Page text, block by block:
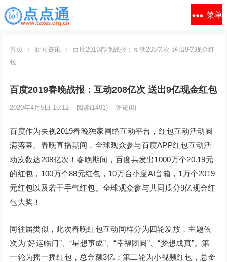
菜单
首页 新闻资讯
百度2019春晚战报：互动208亿次 送出9亿现金红
包
百度2019春晚战报：互动208亿次 送出9亿现金红包
2020年4月5日 15:12 阅读(1491) 评论(0)
百度作为央视2019春晚独家网络互动平台，红包互动活动圆
满落幕。春晚直播期间，全球观众参与百度APP红包互动活
动次数达208亿次！春晚期间，百度共发出1000万个20.19元
的红包，100万个88元红包，10万台小度AI音箱，1万个2019
元红包以及若干手气红包。全球观众参与共同瓜分9亿现金红
包大奖！
同往届类似，此次春晚红包互动同样分为四轮发放，主题依
次为“好运临门”、“星想事成”、“幸福团圆”、“梦想成真”。第
一轮为摇一摇红包，总金额3亿；第二轮为小视频红包，总金